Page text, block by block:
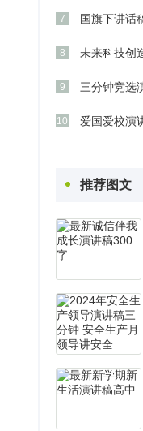
7
8 未来科技创
9 三分钟竞选
10 爱国爱校演
推荐图文